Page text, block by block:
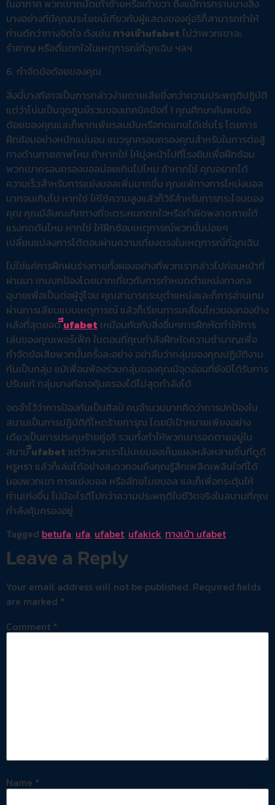
ในอากาศ พวกเขาถนัดเท้าซ้ายหรือเท้าขวา ถึงแม้การทราบบางสิ่ง
บางอย่างที่มีคุณประโยชน์เกี่ยวกับผู้แสดงของคู่อริก็สามารถทำให้
ท่านดีกว่าทางจิตใจ ดังเช่น ทางเข้าufabet ไม่ว่าพวกเขาจะ
รำคาญ หรือตื่นตกใจในเหตุการณ์ที่ฉุกเฉิน ฯลฯ
6. กำจัดข้อด้อยของคุณ
สิ่งนี้บางทีอาจเป็นการกล่าวง่ายดายเสียยิ่งกว่าความประพฤติปฏิบัติ
แต่ว่าโน่นเป็นจุดศูนย์รวมของเทคนิคข้อที่ 1 คุณศึกษาค้นพบข้อ
ด้อยของคุณและก็พากเพียรลบมันหรือทดแทนได้เช่นไร โดยการ
ฝึกซ้อมอย่างหนักแน่นอน แนวรุกครอบครองคุณสำหรับในการต่อสู้
ทางด้านกายภาพไหม ถ้าหากใช่ ให้มุ่งหน้าไปที่โรงยิมเพื่อฝึกซ้อม
พวกเขาครอบครองบอลบ่อยเกินไปไหม ถ้าหากใช่ คุณอยากได้
ความเร็วสำหรับการแย่งบอลเพิ่มมากขึ้น คุณแพ้ทางการโหม่งบอล
มากจนเกินไป หากใช่ ให้ใช้ความสูงแล้วก็วิธีสำหรับการกระโจนของ
คุณ คุณมีลัษณะทิศทางที่จะตระหนกตกใจหรือทำผิดพลาดภายใต้
แรงกดดันไหม หากใช่ ให้ฝึกซ้อมเหตุการณ์พวกนั้นบ่อยๆ
เปลี่ยนแปลงการโต้ตอบผ่านความเที่ยงตรงในเหตุการณ์ที่ฉุกเฉิน
ไม่ใช่แค่การฝึกฝนร่างกายทั้งผองอย่างที่พวกเรากล่าวไปก่อนหน้าที่
ผ่านมา เกมปกป้องโดยมากเกี่ยวกับการกำหนดตำแหน่งทางกล
อุบายเพื่อเป็นต่อผู้จู่โจม คุณสามารถระบุตำแหน่งและก็การอ่านเกม
ผ่านการเลียนแบบเหตุการณ์ แล้วก็เรียนการเคลื่อนไหวของกองข้าง
หลังที่สุดยอดีีufabet เหมือนกันกับสิ่งอื่นๆการฝึกหัดทำให้การ
เล่นของคุณเพอร์เฟ็ค ในตอนที่คุณกำลังฝึกหัดความชำนาญเพื่อ
กำจัดข้อเสียพวกนั้นครั้งละอย่าง อย่าลืมว่ากลุ่มของคุณปฏิบัติงาน
กันเป็นกลุ่ม แม้เพื่อนพ้องร่วมกลุ่มของคุณมีจุดอ่อนที่ยังมิได้รับการ
ปรับแก้ กลุ่มบางทีอาจคุ้มครองได้ไม่สุดกำลังได้
จดจำไว้ว่าการป้องกันเป็นศิลป์ คนจำนวนมากคิดว่าการปกป้องใน
สนามเป็นการปฏิบัติที่โหดร้ายทารุณ โดยมีเป้าหมายเพียงอย่าง
เดียวเป็นการประทุษร้ายคู่อริ รวมทั้งทำให้พวกเขารอดตายอยู่ใน
สนามีีufabet แต่ว่าพวกเราไม่เคยมองเห็นแผงหลังหลายชิ้นที่ดูดี
หรูหรา แล้วก็เล่นได้อย่างสะดวกจนถึงคุณรู้สึกเพลิดเพลินใจที่ได้
มองพวกเขา การแย่งบอล หรือลักขโมยบอล และก็เพื่อกระตุ้นให้
ท่านเก่งขึ้น ไม่มีอะไรดีไปกว่าความประพฤติในชีวิตจริงในสนามที่คุณ
กำลังคุ้มครองอยู่
Tagged betufa, ufa, ufabet, ufakick, ทางเข้า ufabet
Leave a Reply
Your email address will not be published. Required fields
are marked *
Comment *
Name *